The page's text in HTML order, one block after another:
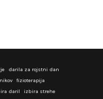
darila za rojstni dan
fizioterapija
daril izbira strehe